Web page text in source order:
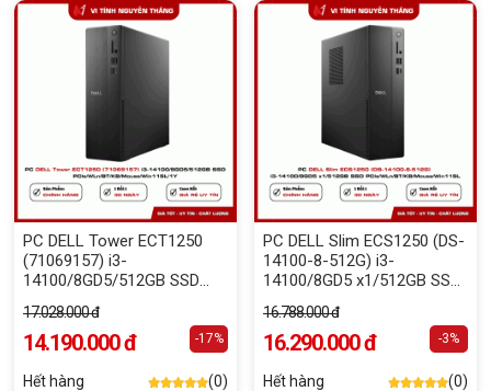
PC DELL Tower ECT1250
(71069157) i3-
14100/8GD5/512GB SSD
17.028.000 đ
14.190.000 đ -17%
Hết hàng (0)
PC DELL Slim ECS1250 (DS-
14100-8-512G) i3-
14100/8GD5 x1/512GB SSD
16.788.000 đ
16.290.000 đ -3%
Hết hàng (0)